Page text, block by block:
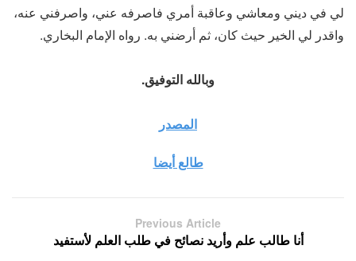
لي في ديني ومعاشي وعاقبة أمري فاصرفه عني، واصرفني عنه،
واقدر لي الخير حيث كان، ثم أرضني به. رواه الإمام البخاري.
وبالله التوفيق.
المصدر
طالع أيضا
Previous Article
أنا طالب علم وأريد نصائح في طلب العلم لأستفيد